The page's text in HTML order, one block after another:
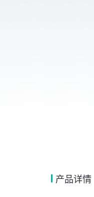
产品详情